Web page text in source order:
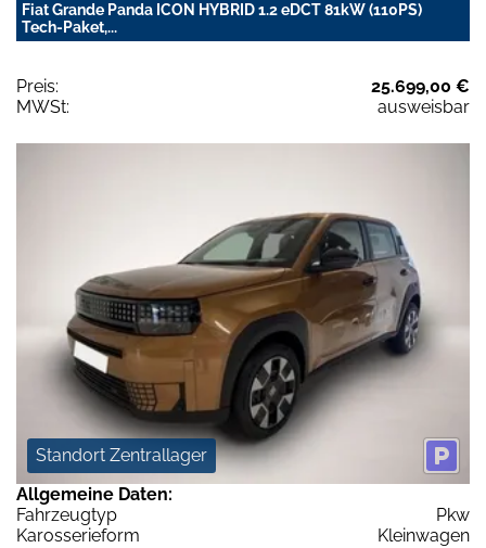
Fiat Grande Panda ICON HYBRID 1.2 eDCT 81kW (110PS)
Tech-Paket,...
Preis:
25.699,00 €
MWSt:
ausweisbar
Standort Zentrallager
Allgemeine Daten:
Fahrzeugtyp
Pkw
Karosserieform
Kleinwagen